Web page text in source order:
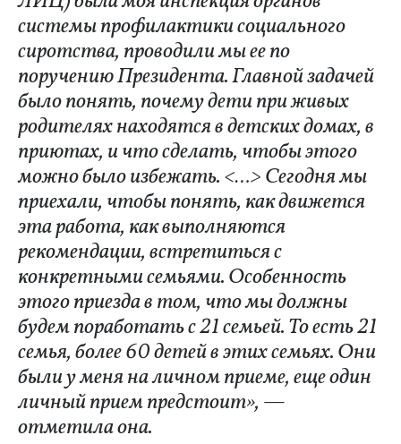
системы профилактики социального
сиротства, проводили мы ее по
поручению Президента. Главной задачей
было понять, почему дети при живых
родителях находятся в детских домах, в
приютах, и что сделать, чтобы этого
можно было избежать. <…> Сегодня мы
приехали, чтобы понять, как движется
эта работа, как выполняются
рекомендации, встретиться с
конкретными семьями. Особенность
этого приезда в том, что мы должны
будем поработать с 21 семьей. То есть 21
семья, более 60 детей в этих семьях. Они
были у меня на личном приеме, еще один
личный прием предстоит», —
отметила она.